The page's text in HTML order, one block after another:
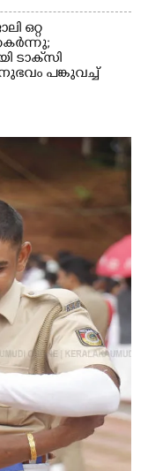
ഒറ്റ
ടാക്‌സി
പങ്കുവച്ച്